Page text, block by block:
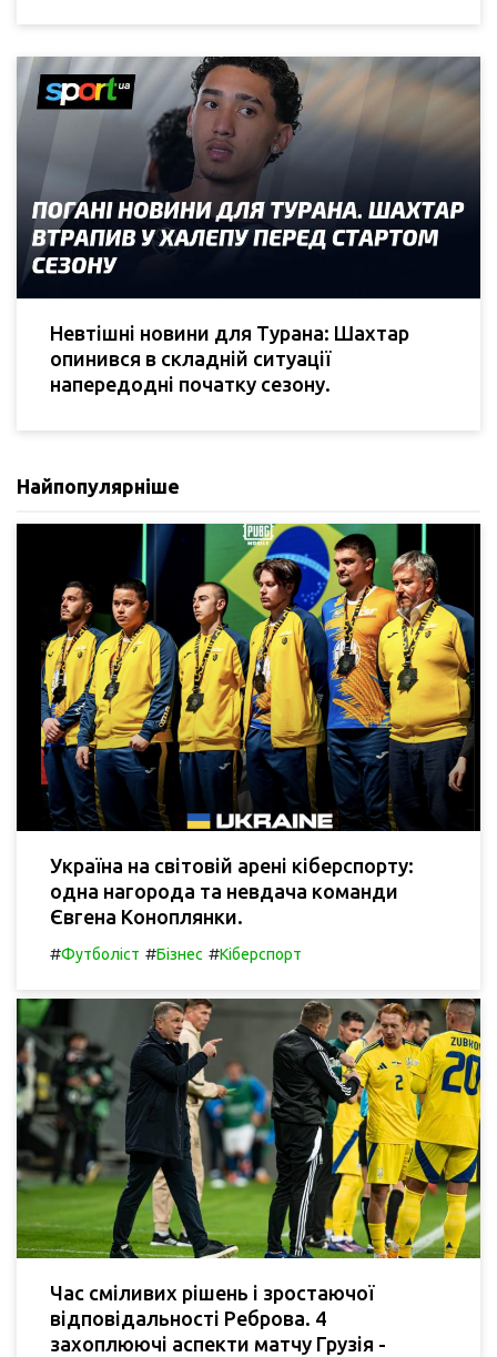
Невтішні новини для Турана: Шахтар
опинився в складній ситуації
напередодні початку сезону.
Найпопулярніше
Україна на світовій арені кіберспорту:
одна нагорода та невдача команди
Євгена Коноплянки.
#Футболіст #Бізнес #Кіберспорт
Час сміливих рішень і зростаючої
відповідальності Реброва. 4
захоплюючі аспекти матчу Грузія -